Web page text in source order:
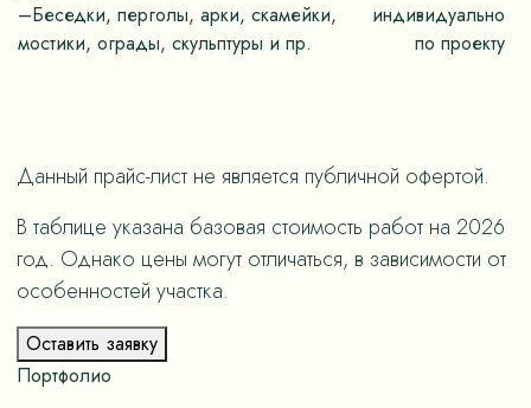
–Беседки, перголы, арки, скамейки,
мостики, ограды, скульптуры и пр.
индивидуально
по проекту
Данный прайс-лист не является публичной офертой.
В таблице указана базовая стоимость работ на 2026
год. Однако цены могут отличаться, в зависимости от
особенностей участка.
Оставить заявку
Портфолио